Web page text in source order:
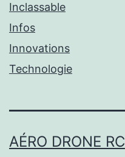
Inclassable
Infos
Innovations
Technologie
AÉRO DRONE RC